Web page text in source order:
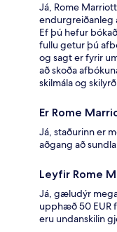
Já, Rome
endurgreiðanleg
Ef þú hefur
fullu getur þú
og sagt er fyrir
að skoða
skilmála og
Er Rome
Já, staðurinn er
aðgang að
Leyfir Rome
Já, gæludýr
upphæð 50 EUR
eru undanskilin